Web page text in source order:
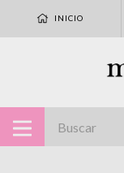
INICIO